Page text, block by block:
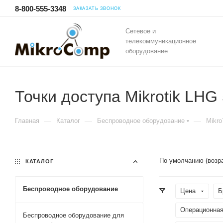
8-800-555-3348 ЗАКАЗАТЬ ЗВОНОК
Сетевое и
телекоммуникационное
оборудование
Точки доступа Mikrotik LHG
Главная — Каталог — Беспроводное оборудование —
По умолчанию
Цена
КАТАЛОГ
Беспроводное оборудование
Беспроводное оборудование для